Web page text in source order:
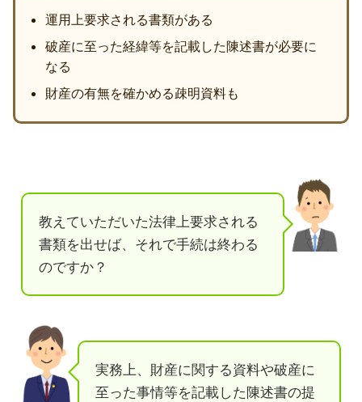
運用上要求される書類がある
破産に至った経緯等を記載した陳述書が必要に
なる
財産の有無を確かめる疎明資料も
教えていただいた法律上要求される
書類を出せば、それで手続は終わる
のですか？
実務上、財産に関する資料や破産に
至った事情等を記載した陳述書の提